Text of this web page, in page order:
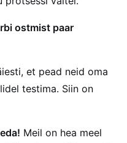
ostmist paar
et pead neid oma
testima. Siin on
Meil on hea meel